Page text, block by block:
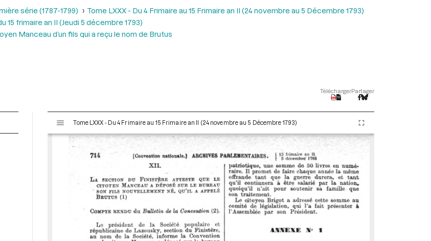
série (1787-1799)
Tome LXXX - Du 4 Frimaire au 15 Frimaire an II (24 novembre au 5 Décembre 1793)
15 frimaire an II (Jeudi 5 décembre 1793)
Manceau d’un fils qui a reçu le nom de Brutus
TéléchargerPartager
s
Tome LXXX - Du 4 Frimaire au 15 Frimaire an II (24 novembre au 5 Décembre 1793)